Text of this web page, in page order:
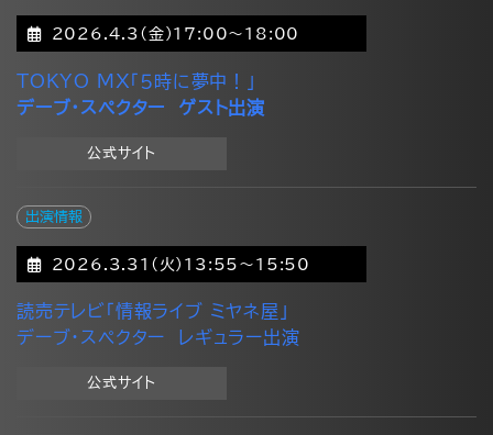
2026.4.3(金)17:00～18:00
TOKYO MX「５時に夢中！」
デーブ・スペクター ゲスト出演
公式サイト
出演情報
2026.3.31(火)13:55～15:50
読売テレビ「情報ライブ ミヤネ屋」
デーブ・スペクター レギュラー出演
公式サイト